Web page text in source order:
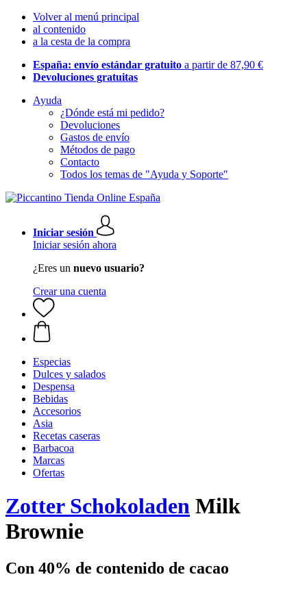
Volver al menú principal
al contenido
a la cesta de la compra
España: envío estándar gratuito a partir de 87,90 €
Devoluciones gratuitas
Ayuda
¿Dónde está mi pedido?
Devoluciones
Gastos de envío
Métodos de pago
Contacto
Todos los temas de "Ayuda y Soporte"
Iniciar sesión
Iniciar sesión ahora
¿Eres un nuevo usuario?
Crear una cuenta
Especias
Dulces y salados
Despensa
Bebidas
Accesorios
Asia
Recetas caseras
Barbacoa
Marcas
Ofertas
Zotter Schokoladen Milk
Brownie
Con 40% de contenido de cacao